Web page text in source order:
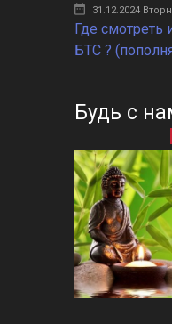
31.12.2024
Где смотреть
БТС ?
Будь с